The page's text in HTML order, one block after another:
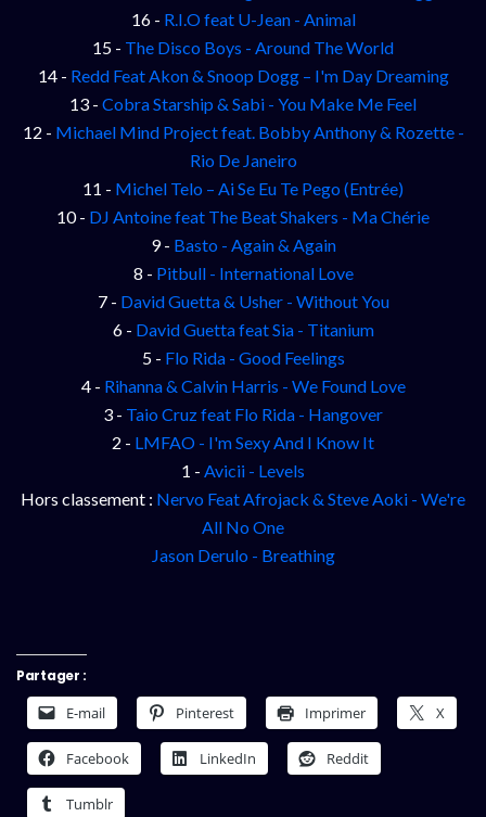
16 - R.I.O feat U-Jean - Animal
15 - The Disco Boys - Around The World
14 - Redd Feat Akon & Snoop Dogg – I'm Day Dreaming
13 - Cobra Starship & Sabi - You Make Me Feel
12 - Michael Mind Project feat. Bobby Anthony & Rozette -
Rio De Janeiro
11 - Michel Telo – Ai Se Eu Te Pego (Entrée)
10 - DJ Antoine feat The Beat Shakers - Ma Chérie
9 - Basto - Again & Again
8 - Pitbull - International Love
7 - David Guetta & Usher - Without You
6 - David Guetta feat Sia - Titanium
5 - Flo Rida - Good Feelings
4 - Rihanna & Calvin Harris - We Found Love
3 - Taio Cruz feat Flo Rida - Hangover
2 - LMFAO - I'm Sexy And I Know It
1 - Avicii - Levels
Hors classement : Nervo Feat Afrojack & Steve Aoki - We're
All No One
Jason Derulo - Breathing
Partager :
E-mail Pinterest Imprimer X
Facebook LinkedIn Reddit
Tumblr